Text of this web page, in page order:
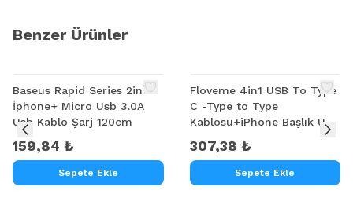
Benzer Ürünler
Baseus Rapid Series 2in1
İphone+ Micro Usb 3.0A
Usb Kablo Şarj 120cm
159,84 ₺
Sepete Ekle
Floveme 4in1 USB To Type
C -Type to Type
Kablosu+iPhone Başlık USB
307,38 ₺
Sepete Ekle